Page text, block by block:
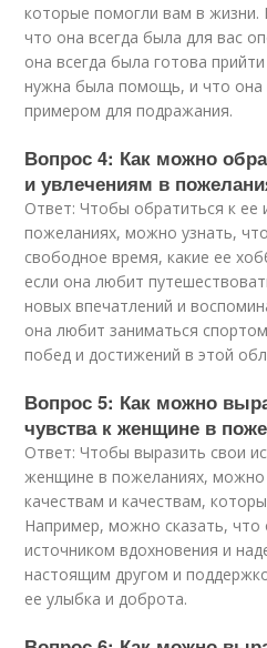
которые помогли вам в
что она всегда была для вас
она всегда была готова
нужна была помощь, и что она
примером для подражания.
Вопрос 4: Как можно
и увлечениям в
Ответ: Чтобы обратиться к ее
пожеланиях, можно узнать,
свободное время, какие ее
если она любит
новых впечатлений и
она любит заниматься
побед и достижений в этой
Вопрос 5: Как можно
чувства к женщине в
Ответ: Чтобы выразить свои
женщине в пожеланиях, можно
качествам и качествам,
Например, можно сказать, что
источником вдохновения и
настоящим другом и
ее улыбка и доброта.